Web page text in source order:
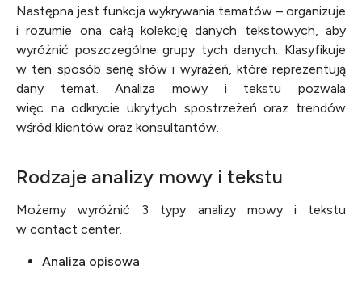
Następna jest funkcja wykrywania tematów – organizuje
i rozumie ona całą kolekcję danych tekstowych, aby
wyróżnić poszczególne grupy tych danych. Klasyfikuje
w ten sposób serię słów i wyrażeń, które reprezentują
dany temat. Analiza mowy i tekstu pozwala
więc na odkrycie ukrytych spostrzeżeń oraz trendów
wśród klientów oraz konsultantów.
Rodzaje analizy mowy i tekstu
Możemy wyróżnić 3 typy analizy mowy i tekstu
w contact center.
Analiza opisowa